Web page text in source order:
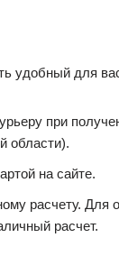
удобный для
при
области).
на сайте.
расчету. Для
расчет.